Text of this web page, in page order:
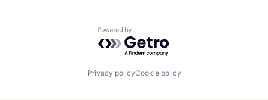
Powered by Getro.com
Privacy policyCookie policy